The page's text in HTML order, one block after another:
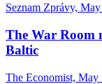
Seznam Zprávy,
The War Room
Baltic
The Economist, May